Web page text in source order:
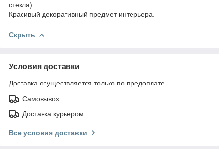
стекла).
Красивый декоративный предмет интерьера.
Скрыть
Условия доставки
Доставка осуществляется только по предоплате.
Самовывоз
Доставка курьером
Все условия доставки